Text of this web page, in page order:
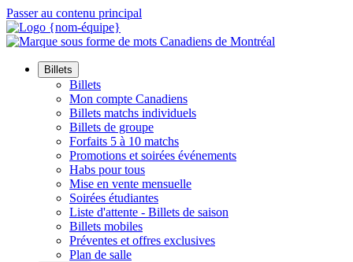
Passer au contenu principal
Billets
Billets
Mon compte Canadiens
Billets matchs individuels
Billets de groupe
Forfaits 5 à 10 matchs
Promotions et soirées événements
Habs pour tous
Mise en vente mensuelle
Soirées étudiantes
Liste d'attente - Billets de saison
Billets mobiles
Préventes et offres exclusives
Plan de salle